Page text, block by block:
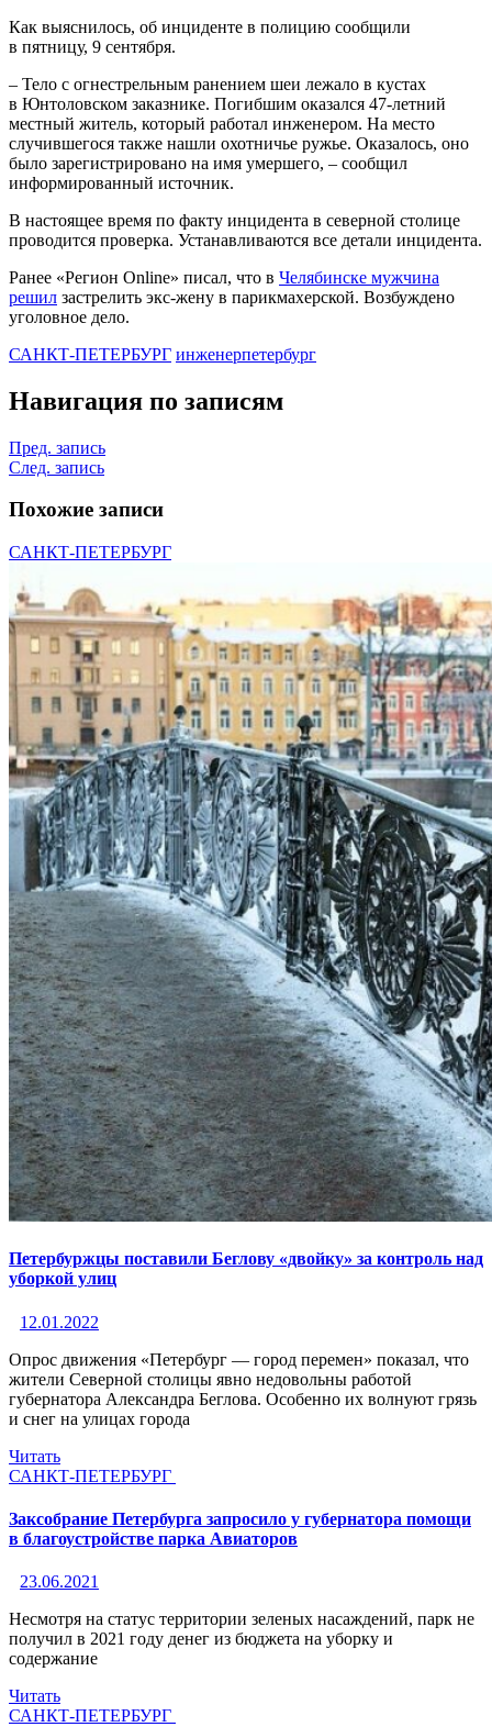
Как выяснилось, об инциденте в полицию сообщили
в пятницу, 9 сентября.
– Тело с огнестрельным ранением шеи лежало в кустах
в Юнтоловском заказнике. Погибшим оказался 47-летний
местный житель, который работал инженером. На место
случившегося также нашли охотничье ружье. Оказалось, оно
было зарегистрировано на имя умершего, – сообщил
информированный источник.
В настоящее время по факту инцидента в северной столице
проводится проверка. Устанавливаются все детали инцидента.
Ранее «Регион Online» писал, что в Челябинске мужчина
решил застрелить экс-жену в парикмахерской. Возбуждено
уголовное дело.
САНКТ-ПЕТЕРБУРГ инженерпетербург
Навигация по записям
Пред. запись
След. запись
Похожие записи
САНКТ-ПЕТЕРБУРГ
Петербуржцы поставили Беглову «двойку» за контроль над
уборкой улиц
12.01.2022
Опрос движения «Петербург — город перемен» показал, что
жители Северной столицы явно недовольны работой
губернатора Александра Беглова. Особенно их волнуют грязь
и снег на улицах города
Читать
САНКТ-ПЕТЕРБУРГ
Заксобрание Петербурга запросило у губернатора помощи
в благоустройстве парка Авиаторов
23.06.2021
Несмотря на статус территории зеленых насаждений, парк не
получил в 2021 году денег из бюджета на уборку и
содержание
Читать
САНКТ-ПЕТЕРБУРГ